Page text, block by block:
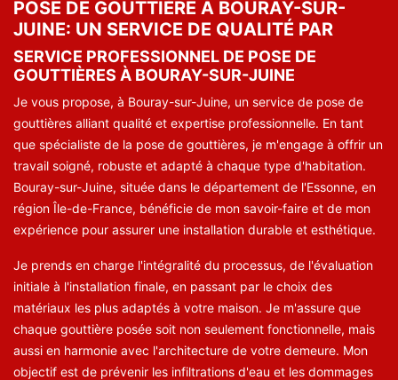
POSE DE GOUTTIÈRE À BOURAY-SUR-
JUINE: UN SERVICE DE QUALITÉ PAR
SERVICE PROFESSIONNEL DE POSE DE
GOUTTIÈRES À BOURAY-SUR-JUINE
Je vous propose, à Bouray-sur-Juine, un service de pose de
gouttières alliant qualité et expertise professionnelle. En tant
que spécialiste de la pose de gouttières, je m'engage à offrir un
travail soigné, robuste et adapté à chaque type d'habitation.
Bouray-sur-Juine, située dans le département de l'Essonne, en
région Île-de-France, bénéficie de mon savoir-faire et de mon
expérience pour assurer une installation durable et esthétique.
Je prends en charge l'intégralité du processus, de l'évaluation
initiale à l'installation finale, en passant par le choix des
matériaux les plus adaptés à votre maison. Je m'assure que
chaque gouttière posée soit non seulement fonctionnelle, mais
aussi en harmonie avec l'architecture de votre demeure. Mon
objectif est de prévenir les infiltrations d'eau et les dommages